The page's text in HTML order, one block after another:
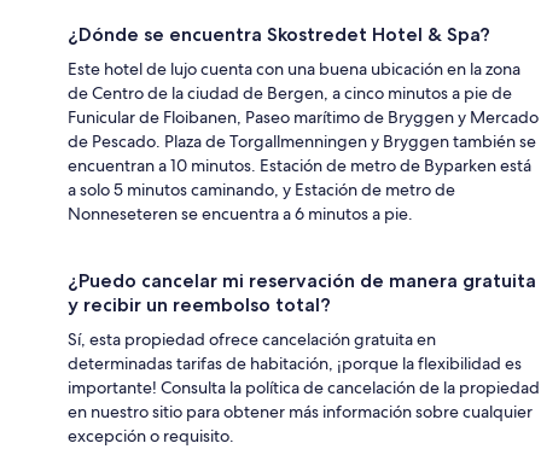
¿Dónde se encuentra Skostredet Hotel & Spa?
Este hotel de lujo cuenta con una buena ubicación en la zona
de Centro de la ciudad de Bergen, a cinco minutos a pie de
Funicular de Floibanen, Paseo marítimo de Bryggen y Mercado
de Pescado. Plaza de Torgallmenningen y Bryggen también se
encuentran a 10 minutos. Estación de metro de Byparken está
a solo 5 minutos caminando, y Estación de metro de
Nonneseteren se encuentra a 6 minutos a pie.
¿Puedo cancelar mi reservación de manera gratuita
y recibir un reembolso total?
Sí, esta propiedad ofrece cancelación gratuita en
determinadas tarifas de habitación, ¡porque la flexibilidad es
importante! Consulta la política de cancelación de la propiedad
en nuestro sitio para obtener más información sobre cualquier
excepción o requisito.